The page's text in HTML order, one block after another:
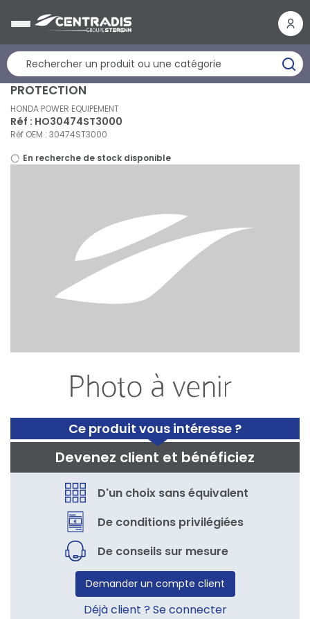
Ce produit vous intéresse ?
Devenez client et bénéficiez
D'un choix sans équivalent
De conditions privilégiées
De conseils sur mesure
Demander un compte client
Déjà client ? Se connecter
PROTECTION
HONDA POWER EQUIPEMENT
Réf : HO30474ST3000
Réf OEM : 30474ST3000
En recherche de stock disponible